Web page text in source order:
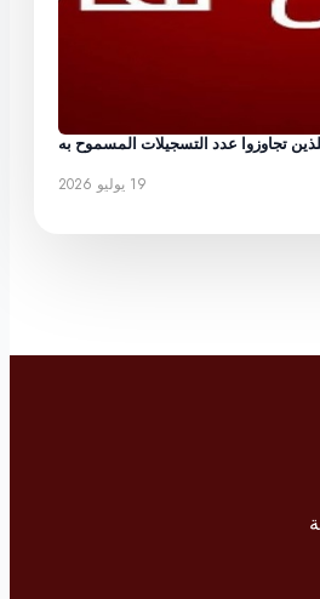
تجاوزوا عدد التسجيلات المسموح به
19 يوليو 2026